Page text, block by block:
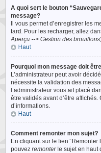
A quoi sert le bouton
message?
Il vous permet d’enregistrer les
tard. Pour les recharger, allez
Aperçu --> Gestion des brouillons
Haut
Pourquoi mon message doit
L’administrateur peut avoir
nécessite la validation des
l’administrateur vous ait placé
être validés avant d’être
d’informations.
Haut
Comment remonter mon sujet?
En cliquant sur le lien
pouvezremonterle sujet en haut